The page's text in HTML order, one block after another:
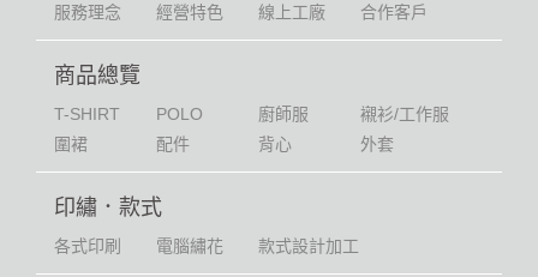
服務理念 經營特色 線上工廠 合作客戶
商品總覽
T-SHIRT POLO 廚師服
襯衫/工作服
圍裙
配件 背心 外套
印繡．款式
各式印刷 電腦繡花 款式設計加工